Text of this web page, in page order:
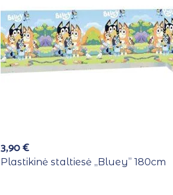
3,90€
Plastikinė staltiesė ,,Bluey” 180cm